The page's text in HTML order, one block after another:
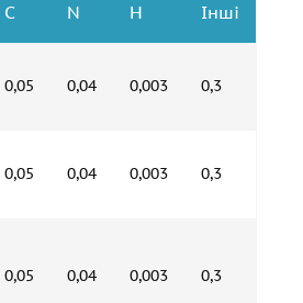
C N H Інші
0,05 0,04 0,003 0,3
0,05 0,04 0,003 0,3
0,05 0,04 0,003 0,3